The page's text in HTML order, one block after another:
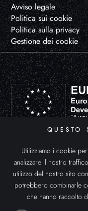
Avviso legale
Politica sui cookie
Politica sulla privacy
Gestione dei cookie
DEUSENS HYPERXPERIENCE, S.L. ha
dell'ICEX e il cofinanziamento dei Fondi
QUESTO
Utilizziamo i cookie
analizzare il nostro
utilizzo del nostro sito
potrebbero combinarle
che hanno raccolto